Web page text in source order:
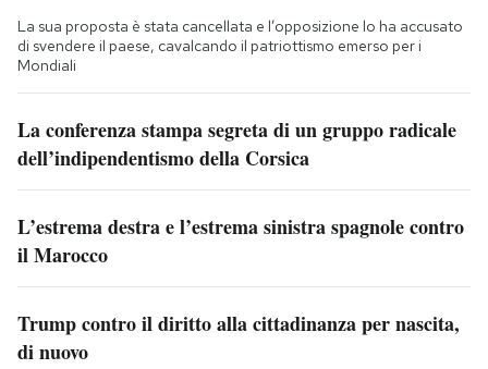
La sua proposta è stata cancellata e l’opposizione lo ha accusato
di svendere il paese, cavalcando il patriottismo emerso per i
Mondiali
La conferenza stampa segreta di un gruppo radicale
dell’indipendentismo della Corsica
L’estrema destra e l’estrema sinistra spagnole contro
il Marocco
Trump contro il diritto alla cittadinanza per nascita,
di nuovo